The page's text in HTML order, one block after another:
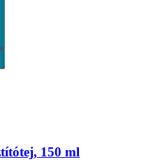
150 ml